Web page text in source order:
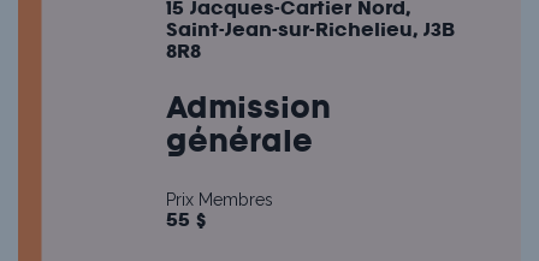
15 Jacques-Cartier Nord,
Saint-Jean-sur-Richelieu, J3B
8R8
Admission
générale
Prix Membres
55 $